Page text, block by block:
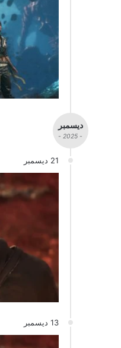
ديسمبر
- 2025 -
21 ديسمبر
13 ديسمبر